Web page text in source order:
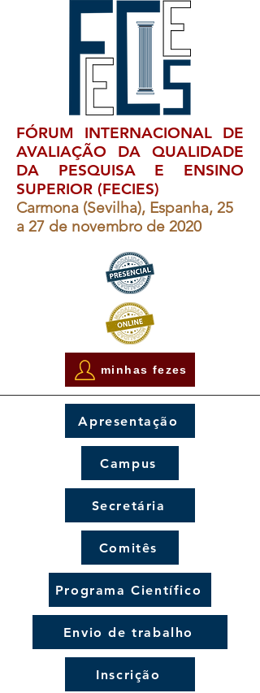
FÓRUM INTERNACIONAL DE
AVALIAÇÃO DA QUALIDADE
DA PESQUISA E ENSINO
SUPERIOR (FECIES)
Carmona (Sevilha), Espanha, 25
a 27 de novembro de 2020
minhas fezes
Apresentação
Campus
Secretária
Comitês
Programa Científico
Envio de trabalho
Inscrição